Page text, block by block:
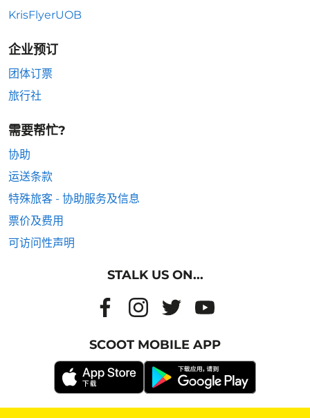
KrisFlyerUOB
企业预订
团体订票
旅行社
需要帮忙?
协助
运送条款
特殊旅客 - 协助服务及信息
票价及费用
可访问性声明
STALK US ON...
SCOOT MOBILE APP